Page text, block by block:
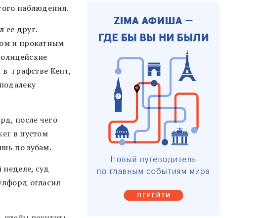
наблюдения.
ее друг.
и прокатным
графстве Кент,
после чего
в пустом
по зубам.
суд
огласил